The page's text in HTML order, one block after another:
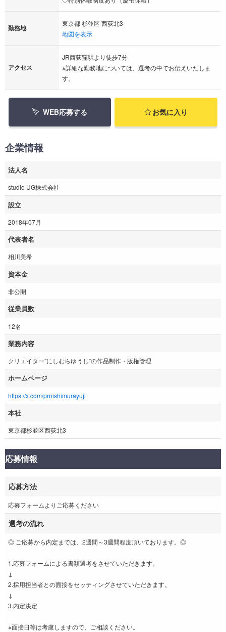
勤務地
東京都 杉並区 西荻北3
地図を表示
アクセス
JR西荻窪駅より徒歩7分
※詳細な勤務地については、選考の中でお伝えいたしま
す。
WEB応募する お気に入り
企業情報
法人名
studio UG株式会社
設立
2018年07月
代表者名
相川美希
資本金
非公開
従業員数
12名
業務内容
クリエイター"にしむらゆうじ”の作品制作・版権管理
ホームページ
https://x.com/prnishimurayuji
本社
東京都杉並区西荻北3
応募情報
応募方法
応募フォームよりご応募ください
選考の流れ
◎ ご応募から内定までは、2週間～3週間程度頂いております。◎
1.応募フォームによる書類選考をさせていただきます。
↓
2.採用担当者との面接をセッティングさせていただきます。
↓
3.内定決定
※面接日等は考慮しますので、ご相談ください。